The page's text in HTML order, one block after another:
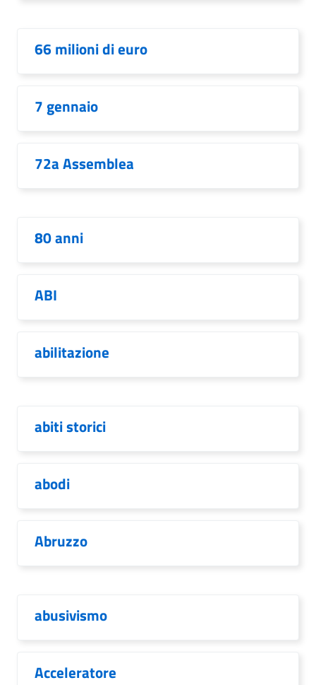
66 milioni di euro
7 gennaio
72a Assemblea
80 anni
ABI
abilitazione
abiti storici
abodi
Abruzzo
abusivismo
Acceleratore